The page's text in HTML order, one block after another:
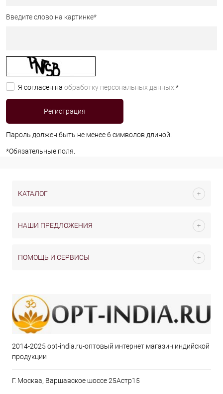
Введите слово на картинке*
Я согласен на обработку персональных данных. *
Пароль должен быть не менее 6 символов длиной.
*Обязательные поля.
КАТАЛОГ
НАШИ ПРЕДЛОЖЕНИЯ
ПОМОЩЬ И СЕРВИСЫ
2014-2025 opt-india.ru-оптовый интернет магазин индийской
продукции
Г. Москва, Варшавское шоссе 25Астр15